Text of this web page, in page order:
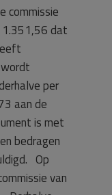
commissie
1.351,56 dat
per
aan de
is met
bedragen
Op
van